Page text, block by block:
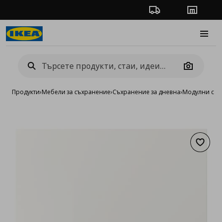
Проследяване на
Camera
Продукти›Мебели за съхранение›Съхранение за дневна›Модулни